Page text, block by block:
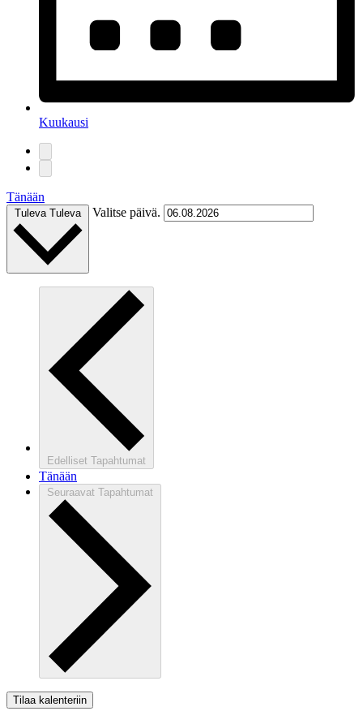
Kuukausi
Tänään
Tuleva Tuleva Valitse päivä.
Edelliset Tapahtumat
Tänään
Seuraavat Tapahtumat
Tilaa kalenteriin